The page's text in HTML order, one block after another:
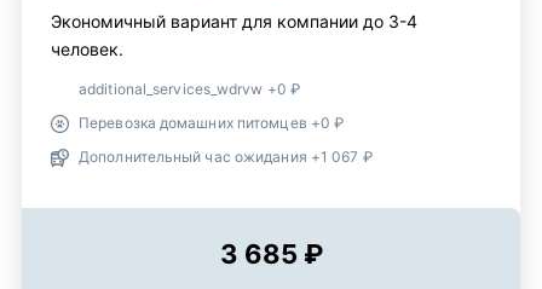
Экономичный вариант для компании до 3-4
человек.
additional_services_wdrvw +0 ₽
Перевозка домашних питомцев +0 ₽
Дополнительный час ожидания +1 067 ₽
3 685 ₽